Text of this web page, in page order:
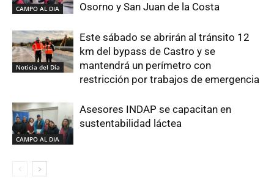
CAMPO AL DIA
Osorno y San Juan de la Costa
Noticia del Día
Este sábado se abrirán al tránsito 12
km del bypass de Castro y se
mantendrá un perímetro con
restricción por trabajos de emergencia
CAMPO AL DIA
Asesores INDAP se capacitan en
sustentabilidad láctea